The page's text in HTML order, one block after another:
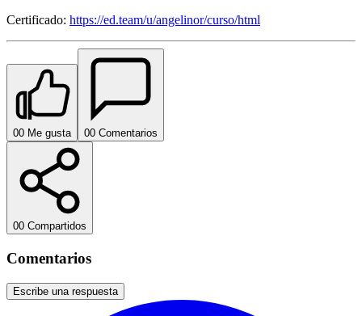
Certificado: https://ed.team/u/angelinor/curso/html
00 Me gusta 00 Comentarios
00 Compartidos
Comentarios
Escribe una respuesta